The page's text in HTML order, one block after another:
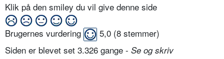
Klik på den smiley du vil give denne side
Brugernes vurdering 5,0 (8 stemmer)
Siden er blevet set 3.326 gange - Se og skriv